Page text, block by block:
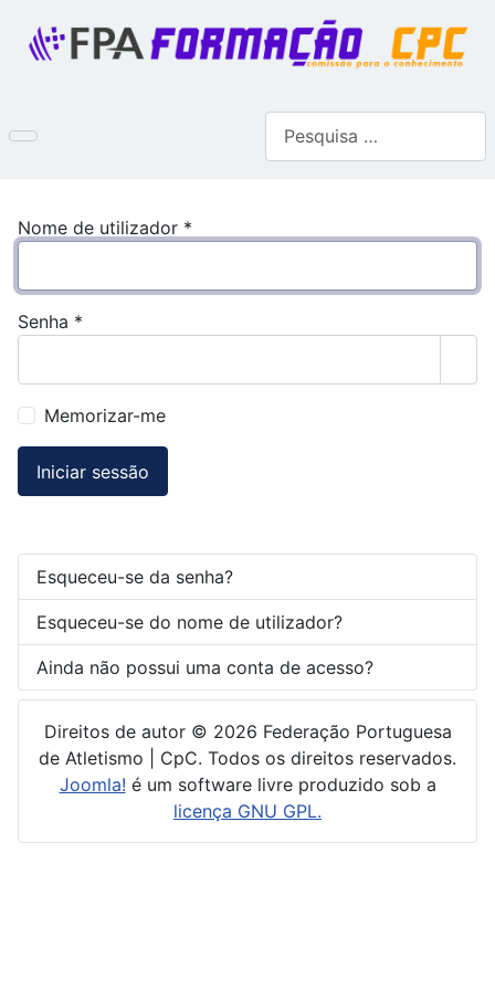
Nome de utilizador *
Senha *
Memorizar-me
Iniciar sessão
Esqueceu-se da senha?
Esqueceu-se do nome de utilizador?
Ainda não possui uma conta de acesso?
Direitos de autor © 2026 Federação Portuguesa
de Atletismo | CpC. Todos os direitos reservados.
Joomla! é um software livre produzido sob a
licença GNU GPL.